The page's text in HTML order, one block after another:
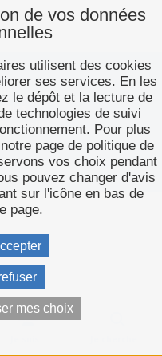
de vos données
utilisent des cookies
ses services. En les
le dépôt et la lecture de
technologies de suivi
Pour plus
page de politique de
vos choix pendant
pouvez changer d'avis
sur l'icône en bas de
page.
mes choix